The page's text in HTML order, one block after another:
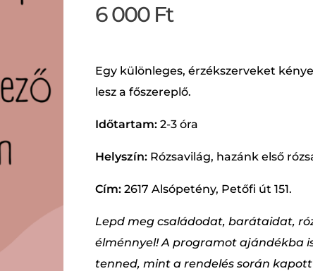
6 000 Ft
Egy különleges, érzékszerveket
lesz a főszereplő.
Időtartam: 2-3 óra
Helyszín: Rózsavilág, hazánk első
Cím: 2617 Alsópetény, Petőfi út 151.
Lepd meg családodat, barátaidat,
élménnyel! A programot ajándékba
tenned, mint a rendelés során